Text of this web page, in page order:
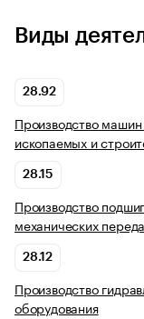
Виды
28.92
Производство
ископаемых и
28.15
Производство
механических
28.12
Производство
оборудования